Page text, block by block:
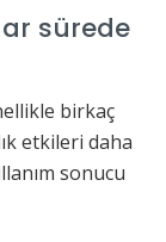
sürede
birkaç
etkileri daha
sonucu